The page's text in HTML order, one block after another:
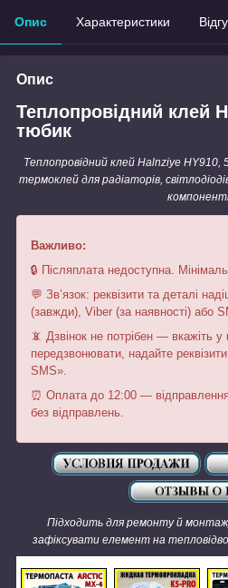
Опис Характеристики
Опис
Теплопровідний клей
тюбик
Теплопровідний клей Halnziye
термоклей для радіаторів,
Важливо:
🔒 Післяплата недоступна.
💬 Зв’язок: реквізити та деталі
(завжди), Viber (за наявності) або
📵 Дзвінок не потрібен — вкажіть у
передзвонювати, надайте
SMS».
⏰ Оплата до 12:00 —
без відправлень.
Підходить для ремонту й
зафіксувати елемент на